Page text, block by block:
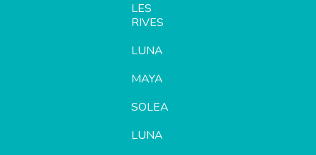
LES
RIVES
LUNA
MAYA
SOLEA
LUNA